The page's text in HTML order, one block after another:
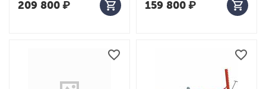
209 800₽ 159 800₽